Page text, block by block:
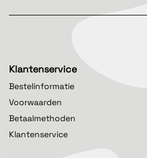
Klantenservice
Bestelinformatie
Voorwaarden
Betaalmethoden
Klantenservice